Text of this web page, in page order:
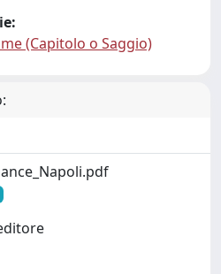
(Capitolo o Saggio)